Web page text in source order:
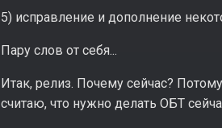
5) исправление и дополнение
Пару слов от себя...
Итак, релиз. Почему сейчас?
считаю, что нужно делать ОБТ